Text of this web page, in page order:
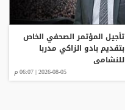
تأجيل المؤتمر الصحفي الخاص
بتقديم بادو الزاكي مدربا
للنشامى
2026-08-05 | 06:07 م